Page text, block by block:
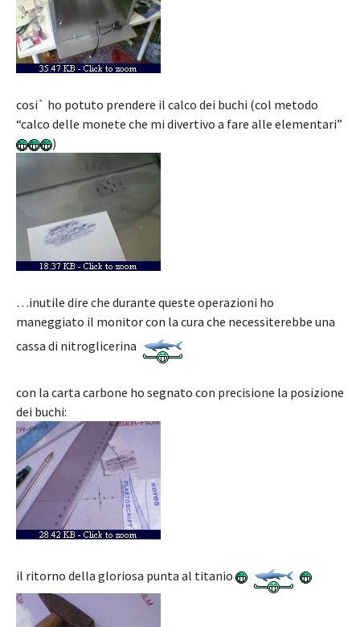
cosi` ho potuto prendere il calco dei buchi (col metodo
“calco delle monete che mi divertivo a fare alle elementari”
)
…inutile dire che durante queste operazioni ho
maneggiato il monitor con la cura che necessiterebbe una
cassa di nitroglicerina
con la carta carbone ho segnato con precisione la posizione
dei buchi:
il ritorno della gloriosa punta al titanio